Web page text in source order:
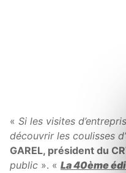
« Si les visites
découvrir les coulisses
GAREL, président du
public ». « La 40ème